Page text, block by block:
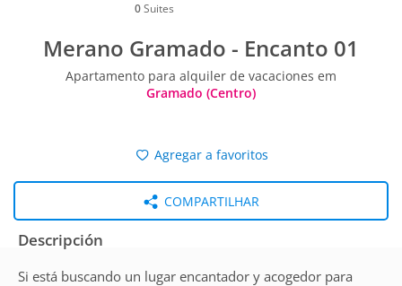
0 Suites
Merano Gramado - Encanto 01
Apartamento para alquiler de vacaciones em
Gramado (Centro)
Agregar a favoritos
COMPARTILHAR
Descripción
Si está buscando un lugar encantador y acogedor para